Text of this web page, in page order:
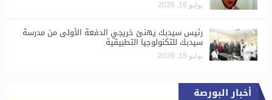
يوليو 16, 2026
رئيس سيدبك يهنئ خريجي الدفعة الأولى من مدرسة
سيدبك للتكنولوجيا التطبيقية
يوليو 15, 2026
أخبار البورصة